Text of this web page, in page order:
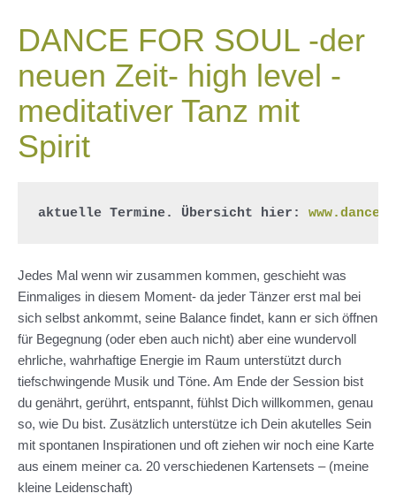
DANCE FOR SOUL -der
neuen Zeit- high level -
meditativer Tanz mit
Spirit
aktuelle Termine. Übersicht hier:
Jedes Mal wenn wir zusammen kommen, geschieht was
Einmaliges in diesem Moment- da jeder Tänzer erst mal bei
sich selbst ankommt, seine Balance findet, kann er sich öffnen
für Begegnung (oder eben auch nicht) aber eine wundervoll
ehrliche, wahrhaftige Energie im Raum unterstützt durch
tiefschwingende Musik und Töne. Am Ende der Session bist
du genährt, gerührt, entspannt, fühlst Dich willkommen, genau
so, wie Du bist. Zusätzlich unterstütze ich Dein akutelles Sein
mit spontanen Inspirationen und oft ziehen wir noch eine Karte
aus einem meiner ca. 20 verschiedenen Kartensets – (meine
kleine Leidenschaft)